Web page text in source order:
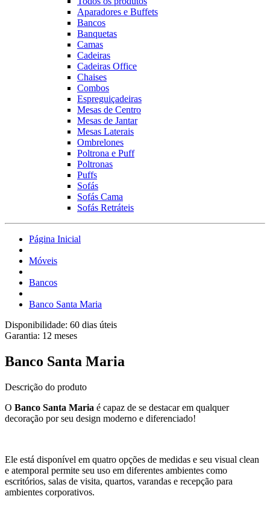
Aparadores e Buffets
Bancos
Banquetas
Camas
Cadeiras
Cadeiras Office
Chaises
Combos
Espreguiçadeiras
Mesas de Centro
Mesas de Jantar
Mesas Laterais
Ombrelones
Poltrona e Puff
Poltronas
Puffs
Sofás
Sofás Cama
Sofás Retráteis
Página Inicial
Móveis
Bancos
Banco Santa Maria
Disponibilidade: 60 dias úteis
Garantia: 12 meses
Banco Santa Maria
Descrição do produto
O Banco Santa Maria é capaz de se destacar em qualquer
decoração por seu design moderno e diferenciado!
Ele está disponível em quatro opções de medidas e seu visual clean
e atemporal permite seu uso em diferentes ambientes como
escritórios, salas de visita, quartos, varandas e recepção para
ambientes corporativos.